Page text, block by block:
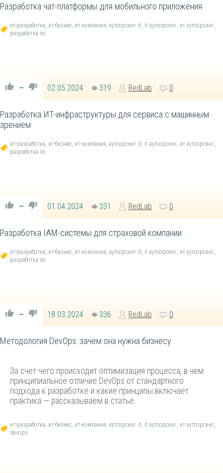
Разработка чат-платформы для мобильного приложения
ит-разработка ит-бизнес ит-компания аутсорсинг it it аутсорсинг ит аутсорсинг
разработка по
— 02.05.2024 319 RedLab 0
Разработка ИТ-инфраструктуры для сервиса с машинным
зрением
ит-разработка ит-бизнес ит-компания аутсорсинг it it аутсорсинг ит аутсорсинг
разработка по
— 01.04.2024 331 RedLab 0
Разработка IAM-системы для страховой компании
ит-разработка ит-бизнес ит-компания аутсорсинг it it аутсорсинг ит аутсорсинг
разработка по
— 18.03.2024 336 RedLab 0
Методология DevOps: зачем она нужна бизнесу
За счет чего происходит оптимизация процесса, в чем
принципиальное отличие DevOps от стандартного
подхода к разработке и какие принципы включает
практика — рассказываем в статье.
ит-разработка ит-бизнес ит-компания аутсорсинг it it аутсорсинг ит аутсорсинг
devops